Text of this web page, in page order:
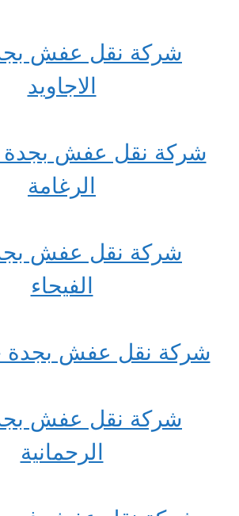
شركة نقل عفش
الاجاويد
شركة نقل عفش بجدة
الرغامة
شركة نقل عفش
الفيحاء
شركة نقل عفش بجدة
شركة نقل عفش
الرحمانية